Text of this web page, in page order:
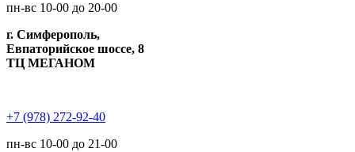
пн-вс 10-00 до 20-00
г. Симферополь,
Евпаторийское шоссе, 8
ТЦ МЕГАНОМ
+7 (978) 272-92-40
пн-вс 10-00 до 21-00